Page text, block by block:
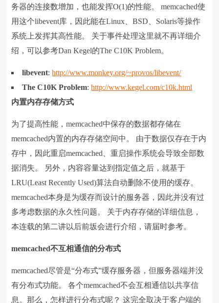
务器的连接数增加，也能发挥O(1)的性能。 memcached使
用这个libevent库，因此能在Linux、BSD、Solaris等操作
系统上发挥其高性能。 关于事件处理这里就不再详细介
绍，可以参考Dan Kegel的The C10K Problem。
libevent:http://www.monkey.org/~provos/libevent/
The C10K Problem:http://www.kegel.com/c10k.html
内置内存存储方式
为了提高性能，memcached中保存的数据都存储在
memcached内置的内存存储空间中。 由于数据仅存在于内
存中，因此重启memcached、重启操作系统会导致全部数
据消失。 另外，内容容量达到指定值之后，就基于
LRU(Least Recently Used)算法自动删除不使用的缓存。
memcached本身是为缓存而设计的服务器，因此并没有过
多考虑数据的永久性问题。 关于内存存储的详细信息，
本连载的第二讲以后前坂会进行介绍，请届时参考。
memcached不互相通信的分布式
memcached尽管是“分布式”缓存服务器，但服务器端并没
有分布式功能。 各个memcached不会互相通信以共享信
息。那么，怎样进行分布式呢？ 这完全取决于客户端的